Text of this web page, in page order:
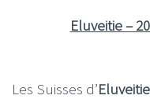
Eluveitie –
Les Suisses d’Eluveitie